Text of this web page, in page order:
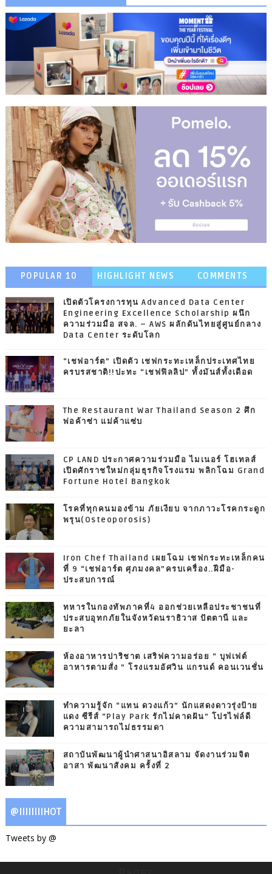
POPULAR 10 HIGHLIGHT NEWS COMMENTS
เปิดตัวโครงการทุน Advanced Data Center
Engineering Excellence Scholarship ผนึก
ความร่วมมือ สจล. – AWS ผลักดันไทยสู่ศูนย์กลาง
Data Center ระดับโลก
“เชฟอาร์ต” เปิดตัว เชฟกระทะเหล็กประเทศไทย
ครบรสชาติ!!ปะทะ “เชฟฟิลลิป” ทั้งมันส์ทั้งเดือด
The Restaurant War Thailand Season 2 ศึก
พ่อค้าซ่า แม่ค้าแซ่บ
CP LAND ประกาศความร่วมมือ ไมเนอร์ โฮเทลส์
เปิดศักราชใหม่กลุ่มธุรกิจโรงแรม พลิกโฉม Grand
Fortune Hotel Bangkok
โรคที่ทุกคนมองข้าม ภัยเงียบ จากภาวะโรคกระดูก
พรุน(Osteoporosis)
Iron Chef Thailand เผยโฉม เชฟกระทะเหล็กคน
ที่ 9 “เชฟอาร์ต ศุภมงคล”ครบเครื่อง..ฝีมือ-
ประสบการณ์
ทหารในกองทัพภาคที่4 ออกช่วยเหลือประชาชนที่
ประสบอุทกภัยในจังหวัดนราธิวาส ปัตตานี และ
ยะลา
ห้องอาหารปาริชาต เสริฟความอร่อย “ บุฟเฟต์
อาหารตามสั่ง ” โรงแรมอัศวิน แกรนด์ คอนเวนชั่น
ทำความรู้จัก “แทน ดวงแก้ว” นักแสดงดาวรุ่งป้าย
แดง ซีรีส์ “Play Park รักไม่คาดฝัน” โปรไฟล์ดี
ความสามารถไม่ธรรมดา
สถาบันพัฒนาผู้นำศาสนาอิสลาม จัดงานร่วมจิต
อาสา พัฒนาสังคม ครั้งที่ 2
@IIIIIIIIHOT
Tweets by @